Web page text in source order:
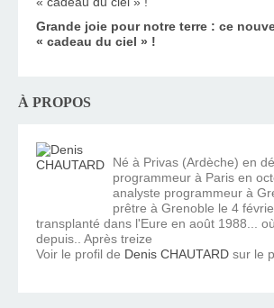
Grande joie pour notre terre : ce
« cadeau du ciel » !
À PROPOS
Né à Privas (Ardèche) en
programmeur à Paris en
analyste programmeur à
prêtre à Grenoble le 4
transplanté dans l'Eure en août 1988...
depuis.. Après treize
Voir le profil de Denis CHAUTARD sur le